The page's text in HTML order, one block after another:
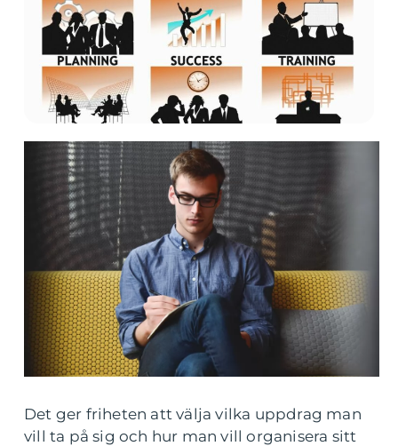
Det ger friheten att välja vilka uppdrag man
vill ta på sig och hur man vill organisera sitt